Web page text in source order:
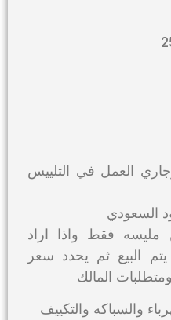
العمل في التلييس
السعودي
مليسه فقط واذا اراد
يتم البيع ثم يحدد سعر
المالك
والسباكه والتكييف